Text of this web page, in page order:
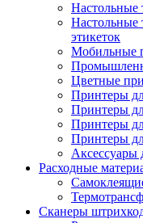
Настольные
Настольные
этикеток
Мобильные
Цветные
Принтеры
Принтеры
Принтеры
Принтеры
Аксессуары
Расходные
Сканеры